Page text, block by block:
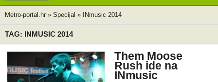
Metro-portal.hr » Specijal » INmusic 2014
TAG: INMUSIC 2014
Them Moose
Rush ide na
INmusic